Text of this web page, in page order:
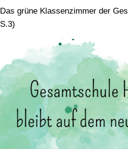
Das grüne Klassenzimmer der
S.3)